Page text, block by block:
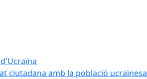
ciutadana amb la població ucraïnesa